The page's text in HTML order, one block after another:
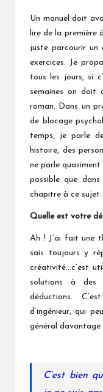
Un manuel doit
lire de la première
juste parcourir un
exercices. Je
tous les jours, si
semaines on doit
roman. Dans un
de blocage
temps, je parle
histoire, des
ne parle
possible que
chapitre à ce sujet.
Quelle est votre
Ah ! J’ai fait une
sais toujours y
créativité…c’est
solutions à des
déductions.
d’ingénieur, qui
général davantage
C’est bien